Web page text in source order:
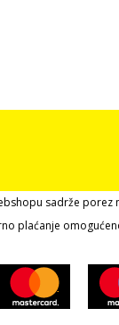
sadrže porez
plaćanje